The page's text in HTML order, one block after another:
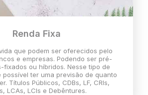
Renda Fixa
que podem ser oferecidos pelo
e empresas. Podendo ser pré-
fixados ou híbridos. Nesse tipo de
possível ter uma previsão de quanto
Títulos Públicos, CDBs, LF, CRIs,
LCAs, LCIs e Debêntures.